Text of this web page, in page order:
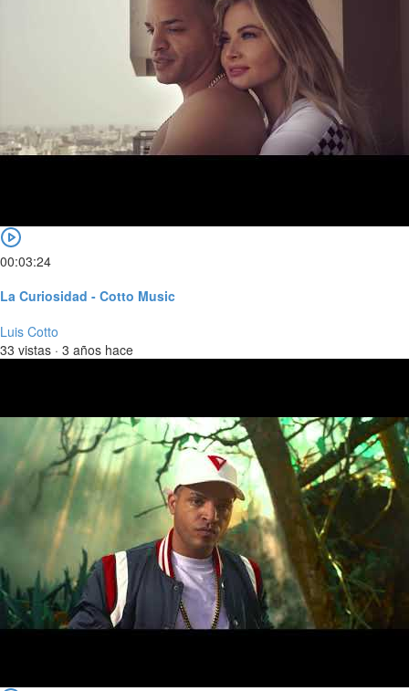
00:03:24
La Curiosidad - Cotto Music
Luis Cotto
33 vistas · 3 años hace